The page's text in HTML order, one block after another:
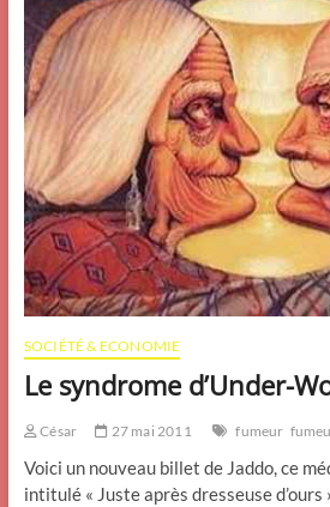
SOCIÉTÉ & ECONOMIE
Le syndrome d’Under-
César 27 mai 2011 fumeur
Voici un nouveau billet de Jaddo, ce
intitulé « Juste après dresseuse